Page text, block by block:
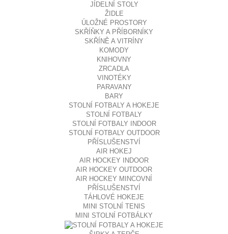
JÍDELNÍ STOLY
ŽIDLE
ÚLOŽNÉ PROSTORY
SKŘÍŇKY A PŘÍBORNÍKY
SKŘÍNĚ A VITRÍNY
KOMODY
KNIHOVNY
ZRCADLA
VINOTÉKY
PARAVANY
BARY
STOLNÍ FOTBALY A HOKEJE
STOLNÍ FOTBALY
STOLNÍ FOTBALY INDOOR
STOLNÍ FOTBALY OUTDOOR
PŘÍSLUŠENSTVÍ
AIR HOKEJ
AIR HOCKEY INDOOR
AIR HOCKEY OUTDOOR
AIR HOCKEY MINCOVNÍ
PŘÍSLUŠENSTVÍ
TÁHLOVÉ HOKEJE
MINI STOLNÍ TENIS
MINI STOLNÍ FOTBÁLKY